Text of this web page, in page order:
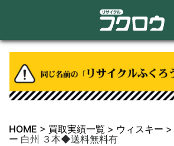
HOME > 買取実績一覧 > ウィスキー >
ー 白州 ３本◆送料無料有